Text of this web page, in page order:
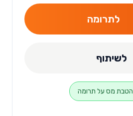
לתרומה
לשיתוף
הטבת מס על תרומה